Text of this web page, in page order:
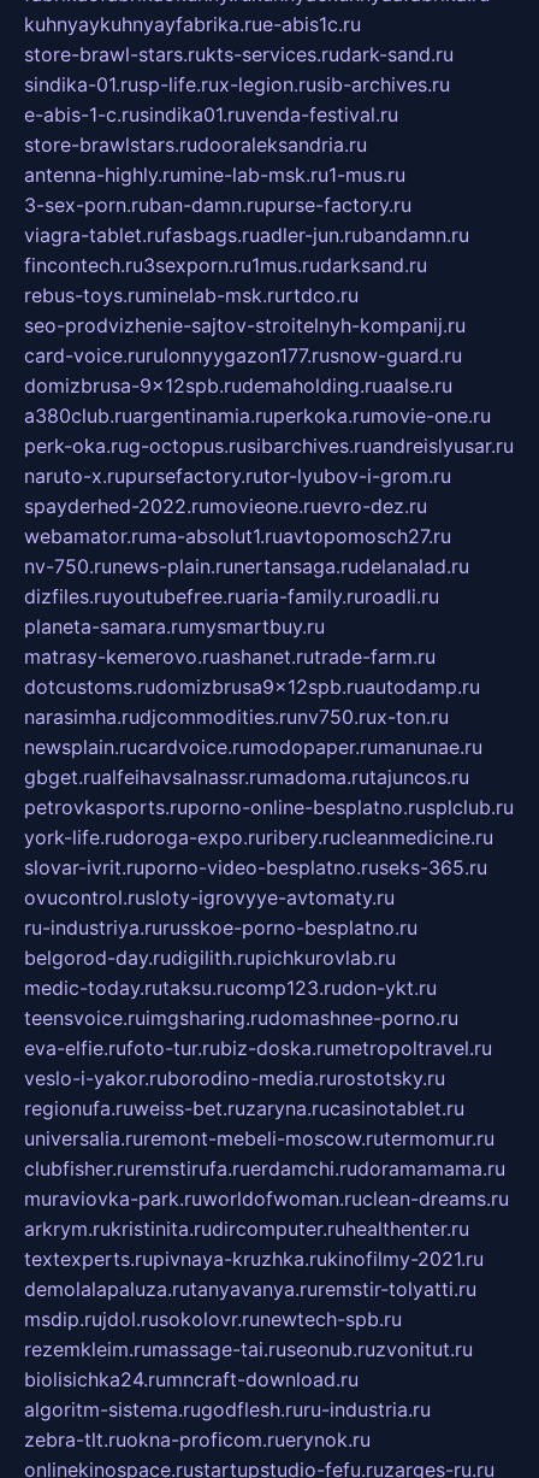
kuhnyaykuhnyayfabrika.rue-abis1c.ru
store-brawl-stars.rukts-services.rudark-sand.ru
sindika-01.rusp-life.rux-legion.rusib-archives.ru
e-abis-1-c.rusindika01.ruvenda-festival.ru
store-brawlstars.rudooraleksandria.ru
antenna-highly.rumine-lab-msk.ru1-mus.ru
3-sex-porn.ruban-damn.rupurse-factory.ru
viagra-tablet.rufasbags.ruadler-jun.rubandamn.ru
fincontech.ru3sexporn.ru1mus.rudarksand.ru
rebus-toys.ruminelab-msk.rurtdco.ru
seo-prodvizhenie-sajtov-stroitelnyh-kompanij.ru
card-voice.rurulonnyygazon177.rusnow-guard.ru
domizbrusa-9x12spb.rudemaholding.ruaalse.ru
a380club.ruargentinamia.ruperkoka.rumovie-one.ru
perk-oka.rug-octopus.rusibarchives.ruandreislyusar.ru
naruto-x.rupursefactory.rutor-lyubov-i-grom.ru
spayderhed-2022.rumovieone.ruevro-dez.ru
webamator.ruma-absolut1.ruavtopomosch27.ru
nv-750.runews-plain.runertansaga.rudelanalad.ru
dizfiles.ruyoutubefree.ruaria-family.ruroadli.ru
planeta-samara.rumysmartbuy.ru
matrasy-kemerovo.ruashanet.rutrade-farm.ru
dotcustoms.rudomizbrusa9x12spb.ruautodamp.ru
narasimha.rudjcommodities.runv750.rux-ton.ru
newsplain.rucardvoice.rumodopaper.rumanunae.ru
gbget.rualfeihavsalnassr.rumadoma.rutajuncos.ru
petrovkasports.ruporno-online-besplatno.rusplclub.ru
york-life.rudoroga-expo.ruribery.rucleanmedicine.ru
slovar-ivrit.ruporno-video-besplatno.ruseks-365.ru
ovucontrol.rusloty-igrovyye-avtomaty.ru
ru-industriya.rurusskoe-porno-besplatno.ru
belgorod-day.rudigilith.rupichkurovlab.ru
medic-today.rutaksu.rucomp123.rudon-ykt.ru
teensvoice.ruimgsharing.rudomashnee-porno.ru
eva-elfie.rufoto-tur.rubiz-doska.rumetropoltravel.ru
veslo-i-yakor.ruborodino-media.rurostotsky.ru
regionufa.ruweiss-bet.ruzaryna.rucasinotablet.ru
universalia.ruremont-mebeli-moscow.rutermomur.ru
clubfisher.ruremstirufa.ruerdamchi.rudoramamama.ru
muraviovka-park.ruworldofwoman.ruclean-dreams.ru
arkrym.rukristinita.rudircomputer.ruhealthenter.ru
textexperts.rupivnaya-kruzhka.rukinofilmy-2021.ru
demolalapaluza.rutanyavanya.ruremstir-tolyatti.ru
msdip.rujdol.rusokolovr.runewtech-spb.ru
rezemkleim.rumassage-tai.ruseonub.ruzvonitut.ru
biolisichka24.rumncraft-download.ru
algoritm-sistema.rugodflesh.ruru-industria.ru
zebra-tlt.ruokna-proficom.ruerynok.ru
onlinekinospace.rustartupstudio-fefu.ruzarges-ru.ru